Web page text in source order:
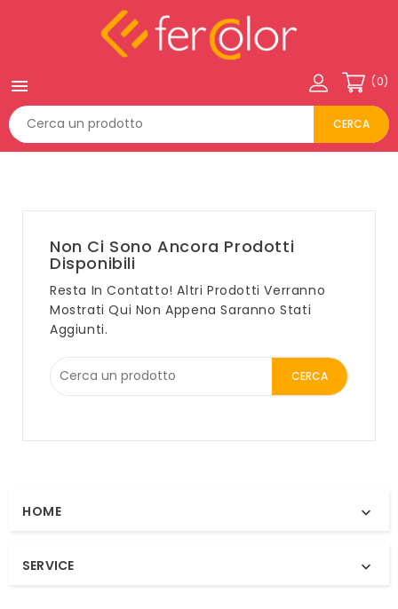
 (0)
CERCA
Non Ci Sono Ancora Prodotti
Disponibili
Resta In Contatto! Altri Prodotti Verranno
Mostrati Qui Non Appena Saranno Stati
Aggiunti.
CERCA
HOME 
SERVICE 